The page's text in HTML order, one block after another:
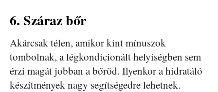
6. Száraz bőr
Akárcsak télen, amikor kint mínuszok
tombolnak, a légkondicionált helyiségben sem
érzi magát jobban a bőröd. Ilyenkor a hidratáló
készítmények nagy segítségedre lehetnek.